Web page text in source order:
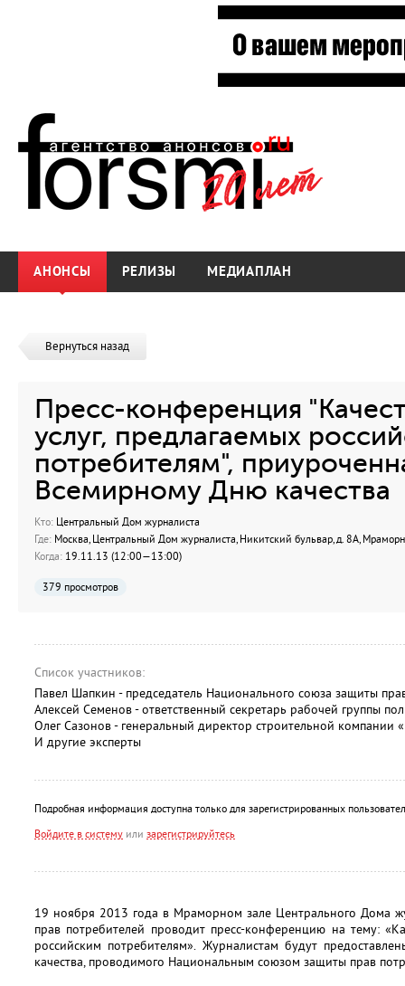
АНОНСЫ РЕЛИЗЫ МЕДИАПЛАН
Вернуться назад
Пресс-конференция
услуг, предлагаемых
потребителям",
Всемирному Дню качества
Кто: Центральный Дом журналиста
Где: Москва, Центральный Дом журналиста, Никитский бульвар, д. 8А,
Когда: 19.11.13 (12:00—13:00)
379 просмотров
Список участников:
Павел Шапкин - председатель Национального союза защиты
Алексей Семенов - ответственный секретарь рабочей группы
Олег Сазонов - генеральный директор строительной компании
И другие эксперты
Подробная информация доступна только для зарегистрированных
Войдите в систему или зарегистрируйтесь
19 ноября 2013 года в Мраморном зале Центрального Дома
прав потребителей проводит пресс-конференцию на тему:
российским потребителям». Журналистам будут
качества, проводимого Национальным союзом защиты прав